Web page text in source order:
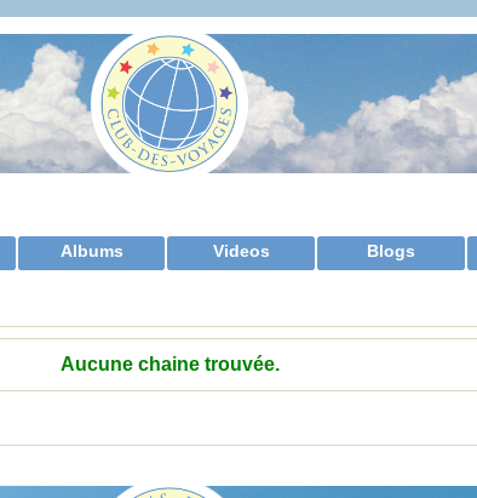
Albums Videos Blogs
Aucune chaine trouvée.